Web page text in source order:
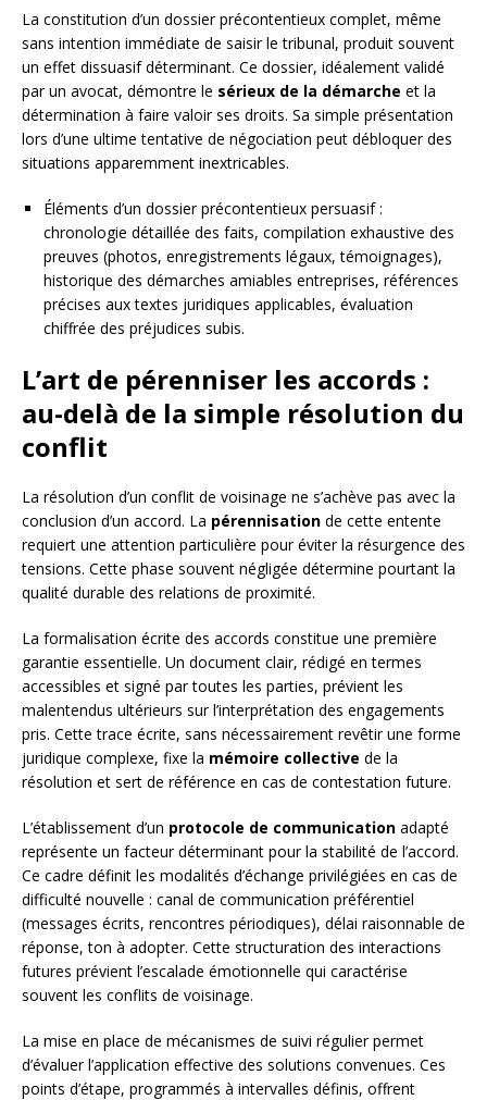
La constitution d’un dossier précontentieux complet, même
sans intention immédiate de saisir le tribunal, produit souvent
un effet dissuasif déterminant. Ce dossier, idéalement validé
par un avocat, démontre le sérieux de la démarche et la
détermination à faire valoir ses droits. Sa simple présentation
lors d’une ultime tentative de négociation peut débloquer des
situations apparemment inextricables.
Éléments d’un dossier précontentieux persuasif :
chronologie détaillée des faits, compilation exhaustive des
preuves (photos, enregistrements légaux, témoignages),
historique des démarches amiables entreprises, références
précises aux textes juridiques applicables, évaluation
chiffrée des préjudices subis.
L’art de pérenniser les accords :
au-delà de la simple résolution du
conflit
La résolution d’un conflit de voisinage ne s’achève pas avec la
conclusion d’un accord. La pérennisation de cette entente
requiert une attention particulière pour éviter la résurgence des
tensions. Cette phase souvent négligée détermine pourtant la
qualité durable des relations de proximité.
La formalisation écrite des accords constitue une première
garantie essentielle. Un document clair, rédigé en termes
accessibles et signé par toutes les parties, prévient les
malentendus ultérieurs sur l’interprétation des engagements
pris. Cette trace écrite, sans nécessairement revêtir une forme
juridique complexe, fixe la mémoire collective de la
résolution et sert de référence en cas de contestation future.
L’établissement d’un protocole de communication adapté
représente un facteur déterminant pour la stabilité de l’accord.
Ce cadre définit les modalités d’échange privilégiées en cas de
difficulté nouvelle : canal de communication préférentiel
(messages écrits, rencontres périodiques), délai raisonnable de
réponse, ton à adopter. Cette structuration des interactions
futures prévient l’escalade émotionnelle qui caractérise
souvent les conflits de voisinage.
La mise en place de mécanismes de suivi régulier permet
d’évaluer l’application effective des solutions convenues. Ces
points d’étape, programmés à intervalles définis, offrent